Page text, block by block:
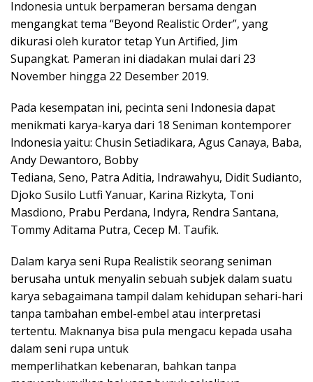
Indonesia untuk berpameran bersama dengan
mengangkat tema “Beyond Realistic Order”, yang
dikurasi oleh kurator tetap Yun Artified, Jim
Supangkat. Pameran ini diadakan mulai dari 23
November hingga 22 Desember 2019.
Pada kesempatan ini, pecinta seni Indonesia dapat
menikmati karya-karya dari 18 Seniman kontemporer
lndonesia yaitu: Chusin Setiadikara, Agus Canaya, Baba,
Andy Dewantoro, Bobby
Tediana, Seno, Patra Aditia, Indrawahyu, Didit Sudianto,
Djoko Susilo Lutfi Yanuar, Karina Rizkyta, Toni
Masdiono, Prabu Perdana, Indyra, Rendra Santana,
Tommy Aditama Putra, Cecep M. Taufik.
Dalam karya seni Rupa Realistik seorang seniman
berusaha untuk menyalin sebuah subjek dalam suatu
karya sebagaimana tampil dalam kehidupan sehari-hari
tanpa tambahan embel-embel atau interpretasi
tertentu. Maknanya bisa pula mengacu kepada usaha
dalam seni rupa untuk
memperlihatkan kebenaran, bahkan tanpa